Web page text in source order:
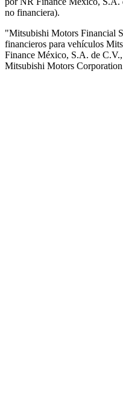
no financiera).
"Mitsubishi Motors Financial
financieros para vehículos
Finance México, S.A. de
Mitsubishi Motors